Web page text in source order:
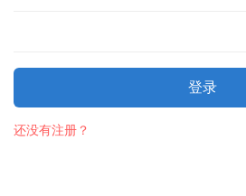
登录
还没有注册？